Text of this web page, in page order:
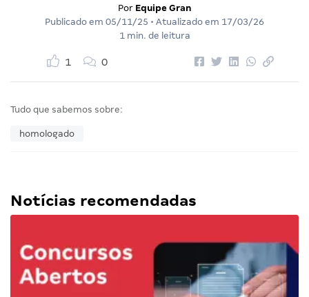
Por Equipe Gran
Publicado em 05/11/25 • Atualizado em 17/03/26
1 min. de leitura
1 0
Tudo que sabemos sobre:
homologado
Notícias recomendadas